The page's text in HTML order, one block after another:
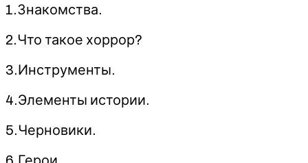
1.Знакомства.
2.Что такое хоррор?
3.Инструменты.
4.Элементы истории.
5.Черновики.